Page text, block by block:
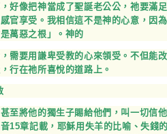
好像把神當成了聖誕老公公，祂要滿
官享受。我相信這不是神的心意，因
萬惡之根」。神的
需要用謙卑受教的心來領受。不但能
行在祂所喜悅的道路上。
甚至將他的獨生子賜給他們，叫一切
15章記載，耶穌用失羊的比喻、失錢